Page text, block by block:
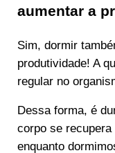
aumentar a
Sim, dormir
produtividade! A
regular no
Dessa forma, é
corpo se
enquanto